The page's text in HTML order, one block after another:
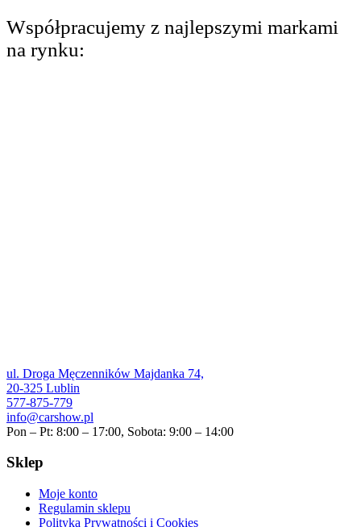
Współpracujemy z najlepszymi markami
na rynku:
ul. Droga Męczenników Majdanka 74,
20-325 Lublin
577-875-779
info@carshow.pl
Pon – Pt: 8:00 – 17:00, Sobota: 9:00 – 14:00
Sklep
Moje konto
Regulamin sklepu
Polityka Prywatności i Cookies